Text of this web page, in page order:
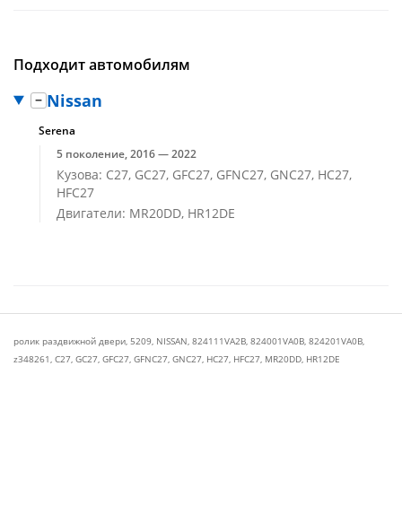
Подходит автомобилям
Nissan
Serena
5 поколение, 2016 — 2022
Кузова: C27, GC27, GFC27, GFNC27, GNC27, HC27,
HFC27
Двигатели: MR20DD, HR12DE
ролик раздвижной двери, 5209, NISSAN, 824111VA2B, 824001VA0B, 824201VA0B,
z348261, C27, GC27, GFC27, GFNC27, GNC27, HC27, HFC27, MR20DD, HR12DE